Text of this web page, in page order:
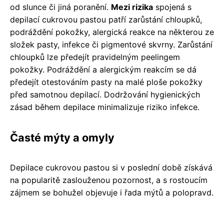
od slunce či jiná poranění. Mezi rizika spojená s
depilací cukrovou pastou patří zarůstání chloupků,
podráždění pokožky, alergická reakce na některou ze
složek pasty, infekce či pigmentové skvrny. Zarůstání
chloupků lze předejít pravidelným peelingem
pokožky. Podráždění a alergickým reakcím se dá
předejít otestováním pasty na malé ploše pokožky
před samotnou depilací. Dodržování hygienických
zásad během depilace minimalizuje riziko infekce.
Časté mýty a omyly
Depilace cukrovou pastou si v poslední době získává
na popularitě zaslouženou pozornost, a s rostoucím
zájmem se bohužel objevuje i řada mýtů a polopravd.